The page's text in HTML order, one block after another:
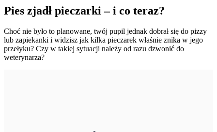
Pies zjadł pieczarki – i co teraz?
Choć nie było to planowane, twój pupil jednak dobrał się do pizzy
lub zapiekanki i widzisz jak kilka pieczarek właśnie znika w jego
przełyku? Czy w takiej sytuacji należy od razu dzwonić do
weterynarza?